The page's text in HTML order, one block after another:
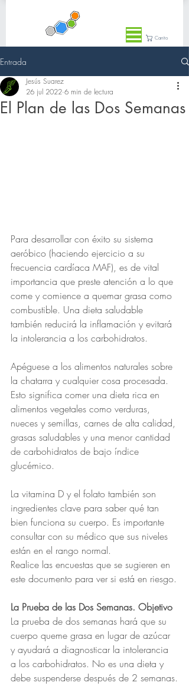
Carrito
Entrada
El Plan de las Dos Semanas
Jesús Suarez
26 jul 2022 6 min de lectura
Para desarrollar con éxito su sistema
aeróbico (haciendo ejercicio a su
frecuencia cardíaca MAF), es de vital
importancia que preste atención a lo que
come y comience a quemar grasa como
combustible. Una dieta saludable
también reducirá la inflamación y evitará
la intolerancia a los carbohidratos.
Apéguese a los alimentos naturales sobre
la chatarra y cualquier cosa procesada.
Esto significa comer una dieta rica en
alimentos vegetales como verduras,
nueces y semillas, carnes de alta calidad,
grasas saludables y una menor cantidad
de carbohidratos de bajo índice
glucémico.
La vitamina D y el folato también son
ingredientes clave para saber qué tan
bien funciona su cuerpo. Es importante
consultar con su médico que sus niveles
están en el rango normal.
Realice las encuestas que se sugieren en
este documento para ver si está en riesgo.
La Prueba de las Dos Semanas. Objetivo
La prueba de dos semanas hará que su
cuerpo queme grasa en lugar de azúcar
y ayudará a diagnosticar la intolerancia
a los carbohidratos. No es una dieta y
debe suspenderse después de 2 semanas.